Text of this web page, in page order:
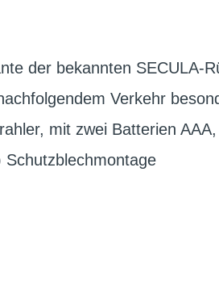
der bekannten SECULA-
Verkehr
mit zwei Batterien
Schutzblechmontage